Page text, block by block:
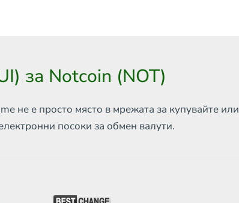
Litecoin
Ripple
за Notcoin (NOT)
не е просто място в мрежата за купувайте или
посоки за обмен валути.